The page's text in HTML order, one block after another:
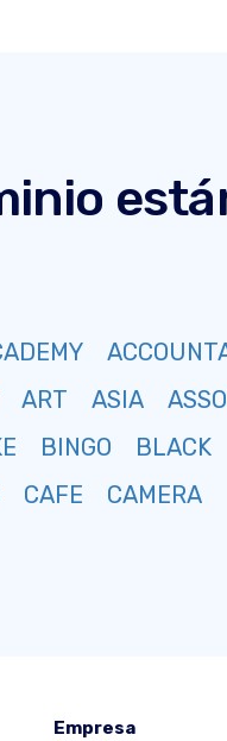
ART ASIA
BINGO BLACK
CAFE CAMERA
Empresa